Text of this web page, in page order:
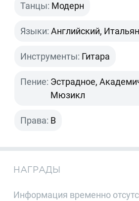
Танцы: Модерн
Языки: Английский,
Инструменты: Гитара
Пение: Эстрадное,
Мюзикл
Права: B
НАГРАДЫ
Информация временно